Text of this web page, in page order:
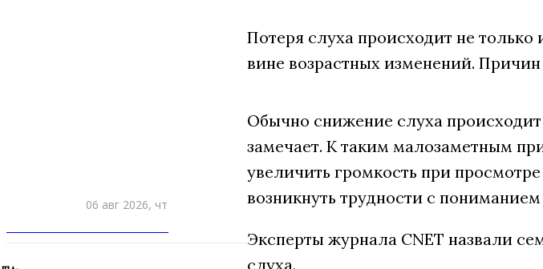
06 авг 2026, чт
Потеря слуха происходит не
вине возрастных изменений.
Обычно снижение слуха
замечает. К таким малозаметным
увеличить громкость при
возникнуть трудности с
Эксперты журнала CNET назвали
слуха.